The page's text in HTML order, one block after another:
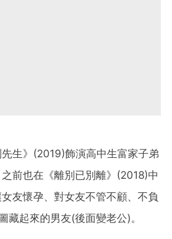
生》(2019)飾演高中生富家子弟
前也在《離別已別離》(2018)中
友懷孕、對女友不管不顧、不負
藏起來的男友(後面變老公)。